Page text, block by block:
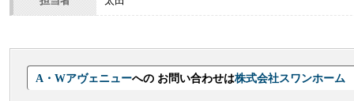
A・Wアヴェニューへの お問い合わせは株式会社スワンホ